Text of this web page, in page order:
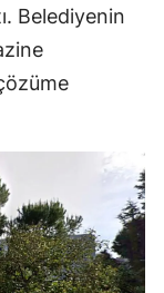
Belediyenin